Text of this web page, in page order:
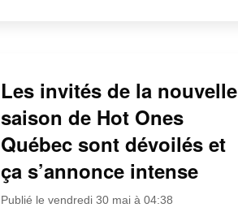
Les invités de la nouvelle
saison de Hot Ones
Québec sont dévoilés et
ça s’annonce intense
Publié le vendredi 30 mai à 04:38